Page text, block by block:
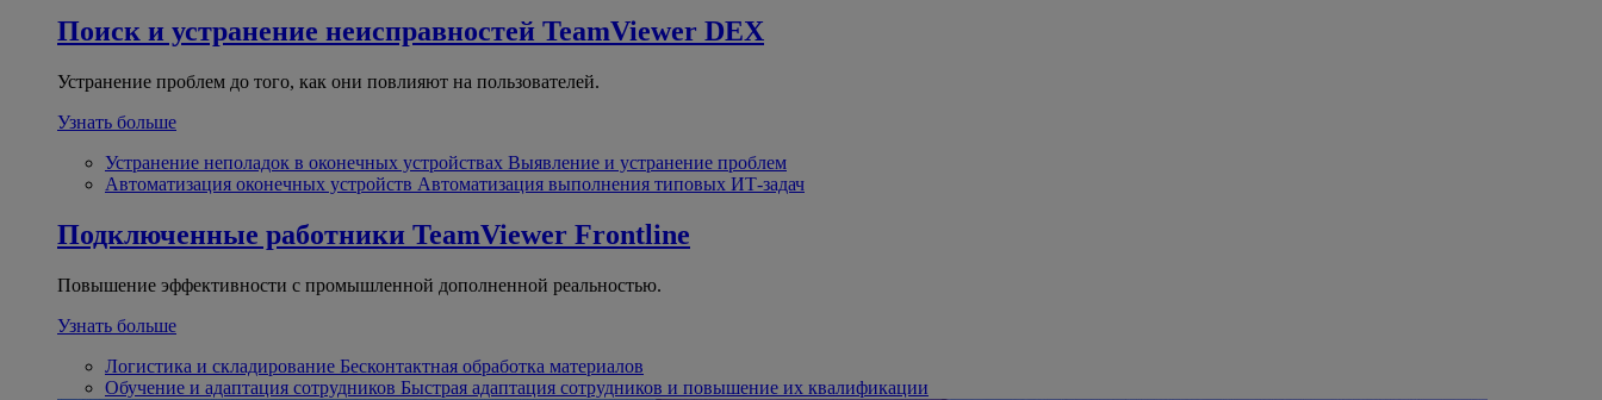
Поиск и устранение неисправностей TeamViewer DEX
Устранение проблем до того, как они повлияют на пользователей.
Узнать больше
Устранение неполадок в оконечных устройствах Выявление и устранение проблем
Автоматизация оконечных устройств Автоматизация выполнения типовых ИТ-задач
Подключенные работники TeamViewer Frontline
Повышение эффективности с промышленной дополненной реальностью.
Узнать больше
Логистика и складирование Бесконтактная обработка материалов
Обучение и адаптация сотрудников Быстрая адаптация сотрудников и повышение их квалификации